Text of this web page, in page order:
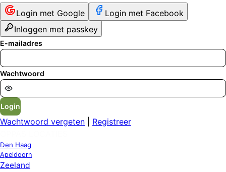
Login met Google
Login met Facebook
Inloggen met passkey
E-mailadres
Wachtwoord
Login
Wachtwoord vergeten
Registreer
Den Haag
Apeldoorn
Zeeland